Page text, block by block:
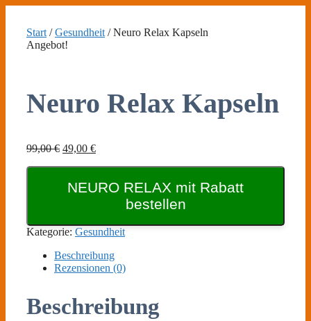
springen
Start /Gesundheit / Neuro Relax Kapseln
Angebot!
Neuro Relax Kapseln
99,00€ Ursprünglicher
99,00 €
49,00 €Aktueller
49,00 €.
NEURO RELAX mit Rabatt
bestellen
Kategorie: Gesundheit
Beschreibung
Rezensionen (0)
Beschreibung